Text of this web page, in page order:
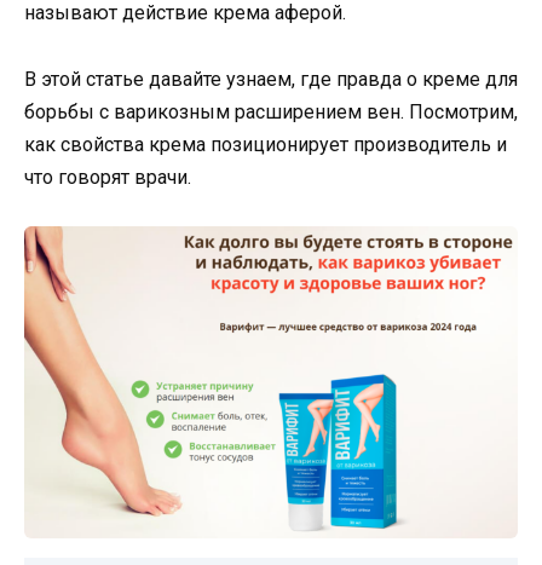
называют действие крема аферой.
В этой статье давайте узнаем, где правда о креме для
борьбы с варикозным расширением вен. Посмотрим,
как свойства крема позиционирует производитель и
что говорят врачи.